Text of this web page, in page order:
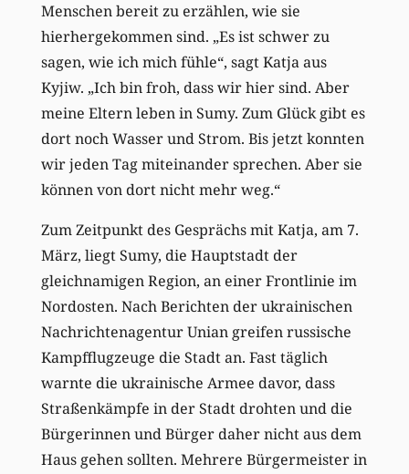
Menschen bereit zu erzählen, wie sie
hierhergekommen sind. „Es ist schwer zu
sagen, wie ich mich fühle“, sagt Katja aus
Kyjiw. „Ich bin froh, dass wir hier sind. Aber
meine Eltern leben in Sumy. Zum Glück gibt es
dort noch Wasser und Strom. Bis jetzt konnten
wir jeden Tag miteinander sprechen. Aber sie
können von dort nicht mehr weg.“
Zum Zeitpunkt des Gesprächs mit Katja, am 7.
März, liegt Sumy, die Hauptstadt der
gleichnamigen Region, an einer Frontlinie im
Nordosten. Nach Berichten der ukrainischen
Nachrichtenagentur Unian greifen russische
Kampfflugzeuge die Stadt an. Fast täglich
warnte die ukrainische Armee davor, dass
Straßenkämpfe in der Stadt drohten und die
Bürgerinnen und Bürger daher nicht aus dem
Haus gehen sollten. Mehrere Bürgermeister in